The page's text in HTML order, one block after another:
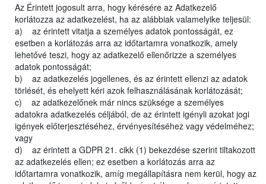
Az Érintett jogosult arra, hogy kérésére az Adatkezelő
korlátozza az adatkezelést, ha az alábbiak valamelyike teljesül:
a) az érintett vitatja a személyes adatok pontosságát, ez
esetben a korlátozás arra az időtartamra vonatkozik, amely
lehetővé teszi, hogy az adatkezelő ellenőrizze a személyes
adatok pontosságát;
b) az adatkezelés jogellenes, és az érintett ellenzi az adatok
törlését, és ehelyett kéri azok felhasználásának korlátozását;
c) az adatkezelőnek már nincs szüksége a személyes
adatokra adatkezelés céljából, de az érintett igényli azokat jogi
igények előterjesztéséhez, érvényesítéséhez vagy védelméhez;
vagy
d) az érintett a GDPR 21. cikk (1) bekezdése szerint tiltakozott
az adatkezelés ellen; ez esetben a korlátozás arra az
időtartamra vonatkozik, amíg megállapításra nem kerül, hogy az